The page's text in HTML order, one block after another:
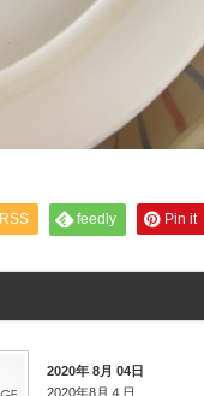
RSS feedly Pin it
2020年 8月 04日
2020年8月４日